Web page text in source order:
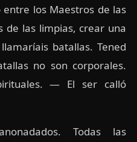
los Maestros de las
de las limpias, crear una
batallas. Tened
no son corporales.
— El ser calló
Todas las